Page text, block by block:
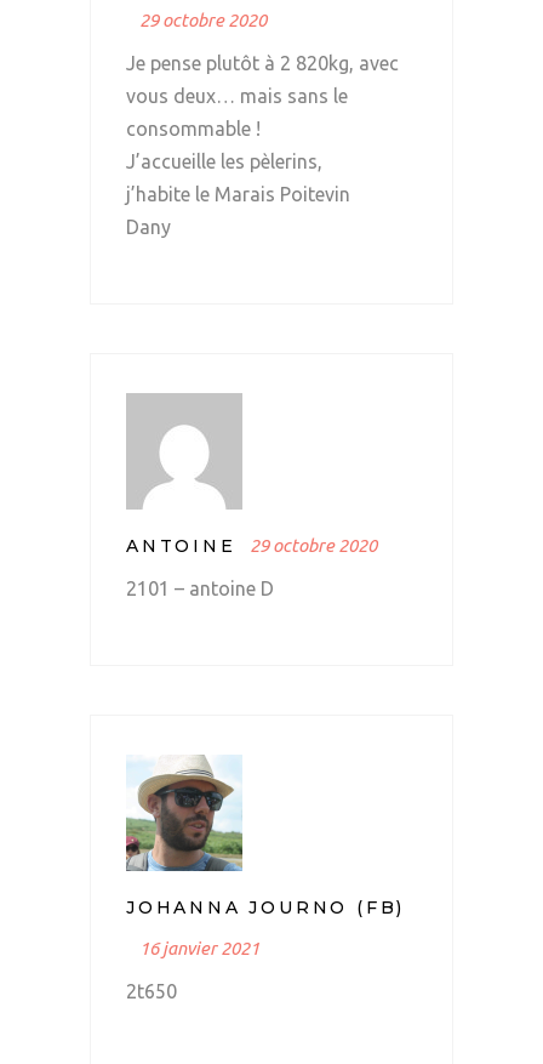
29 octobre 2020
Je pense plutôt à 2 820kg, avec
vous deux… mais sans le
consommable !
J’accueille les pèlerins,
j’habite le Marais Poitevin
Dany
ANTOINE 29 octobre 2020
2101 – antoine D
JOHANNA JOURNO (FB)
16 janvier 2021
2t650